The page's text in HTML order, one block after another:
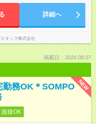
詳細へ
タッフ株式会社
掲載日：2026.08.07
NEW
勤務OK＊SOMPO
面接OK